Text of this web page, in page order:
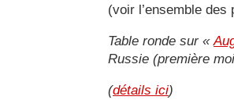
(voir l’ensemble des
Table ronde sur «
Russie (première
(détails ici)